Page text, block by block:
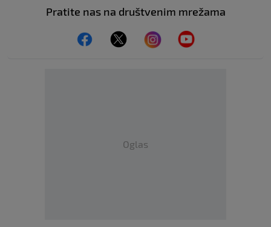
Pratite nas na društvenim mrežama
Oglas